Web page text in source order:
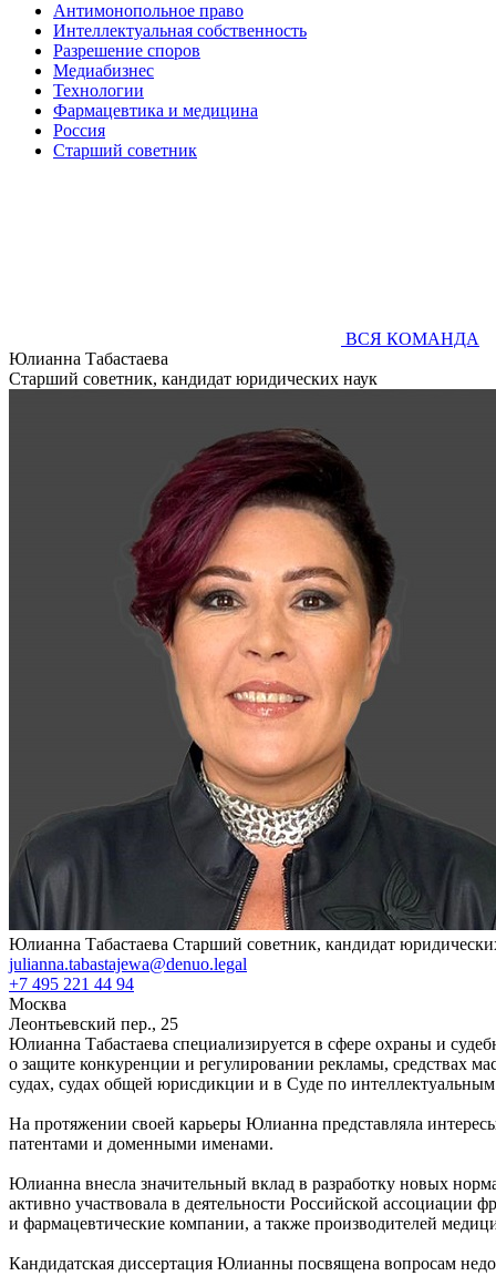
Антимонопольное право
Интеллектуальная собственность
Разрешение споров
Медиабизнес
Технологии
Фармацевтика и медицина
Россия
Старший советник
ВСЯ КОМАНДА
Юлианна Табастаева
Старший советник, кандидат юридических наук
Юлианна Табастаева Старший советник, кандидат
julianna.tabastajewa@denuo.legal
+7 495 221 44 94
Москва
Леонтьевский пер., 25
Юлианна Табастаева специализируется в сфере охраны и
о защите конкуренции и регулировании рекламы, средствах
судах, судах общей юрисдикции и в Суде по
На протяжении своей карьеры Юлианна представляла
патентами и доменными именами.
Юлианна внесла значительный вклад в разработку новых
активно участвовала в деятельности Российской ассоциации
и фармацевтические компании, а также производителей
Кандидатская диссертация Юлианны посвящена вопросам